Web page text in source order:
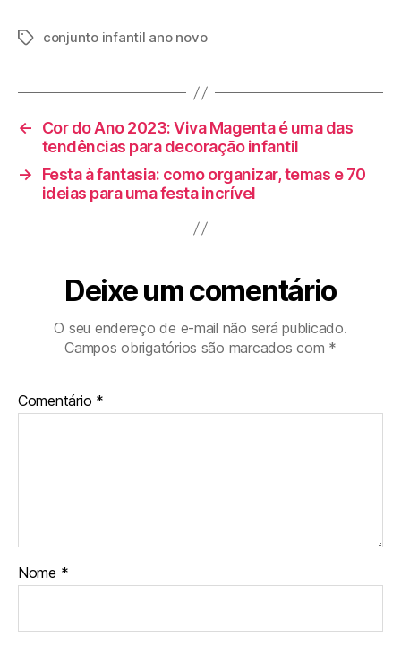
Tagsconjunto infantil ano novo
←
Cor do Ano 2023: Viva Magenta é uma das
tendências para decoração infantil
→
Festa à fantasia: como organizar, temas e 70
ideias para uma festa incrível
Deixe um comentário
O seu endereço de e-mail não será publicado.
Campos obrigatórios são marcados com *
Comentário *
Nome *